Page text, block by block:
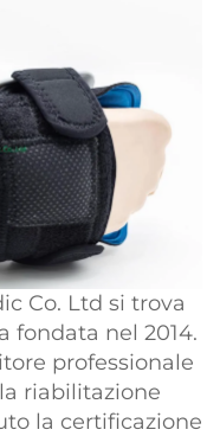
Co. Ltd si trova
fondata nel 2014.
professionale
riabilitazione
la certificazione